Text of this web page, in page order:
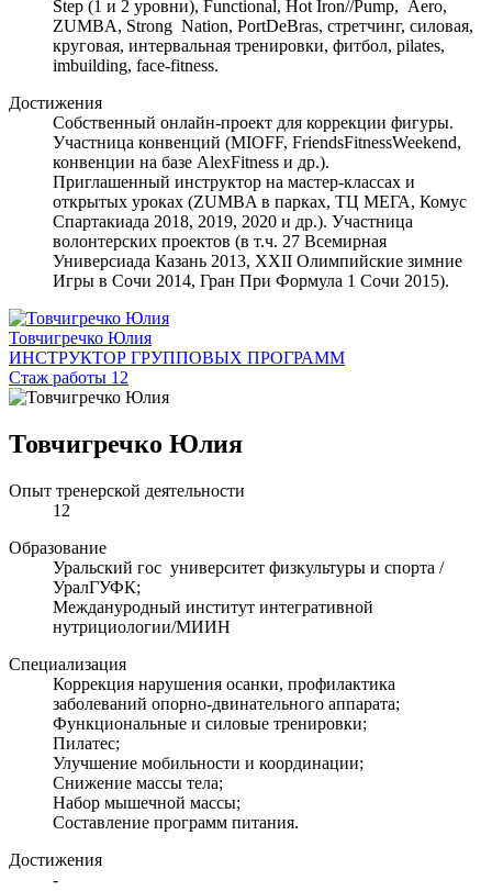
Step (1 и 2 уровни), Functional, Hot Iron//Pump, Aero,
ZUMBA, Strong Nation, PortDeBras, стретчинг, силовая,
круговая, интервальная тренировки, фитбол, pilates,
imbuilding, face-fitness.
Достижения
Собственный онлайн-проект для коррекции фигуры.
Участница конвенций (MIOFF, FriendsFitnessWeekend,
конвенции на базе AlexFitness и др.).
Приглашенный инструктор на мастер-классах и
открытых уроках (ZUMBA в парках, ТЦ МЕГА, Комус
Спартакиада 2018, 2019, 2020 и др.). Участница
волонтерских проектов (в т.ч. 27 Всемирная
Универсиада Казань 2013, XXII Олимпийские зимние
Игры в Сочи 2014, Гран При Формула 1 Сочи 2015).
Товчигречко Юлия
ИНСТРУКТОР ГРУППОВЫХ ПРОГРАММ
Стаж работы 12
Товчигречко Юлия
Опыт тренерской деятельности
12
Образование
Уральский гос университет физкультуры и спорта /
УралГУФК;
Междануродный институт интегративной
нутрициологии/МИИН
Специализация
Коррекция нарушения осанки, профилактика
заболеваний опорно-двинательного аппарата;
Функциональные и силовые тренировки;
Пилатес;
Улучшение мобильности и координации;
Снижение массы тела;
Набор мышечной массы;
Составление программ питания.
Достижения
-